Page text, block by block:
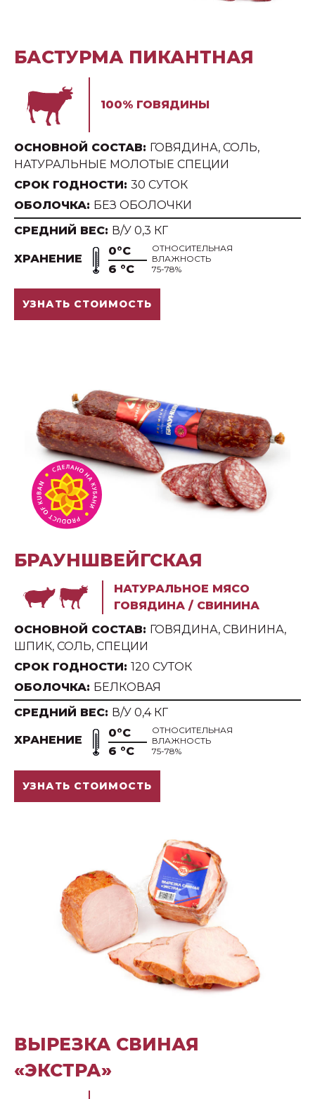
БАСТУРМА ПИКАНТНАЯ
100% ГОВЯДИНЫ
ОСНОВНОЙ СОСТАВ: ГОВЯДИНА, СОЛЬ,
НАТУРАЛЬНЫЕ МОЛОТЫЕ СПЕЦИИ
СРОК ГОДНОСТИ: 30 СУТОК
ОБОЛОЧКА: БЕЗ ОБОЛОЧКИ
СРЕДНИЙ ВЕС: В/У 0,3 КГ
ХРАНЕНИЕ
0°С
6 °С
ОТНОСИТЕЛЬНАЯ
ВЛАЖНОСТЬ
75-78%
УЗНАТЬ СТОИМОСТЬ
БРАУНШВЕЙГСКАЯ
НАТУРАЛЬНОЕ МЯСО
ГОВЯДИНА / СВИНИНА
ОСНОВНОЙ СОСТАВ: ГОВЯДИНА, СВИНИНА,
ШПИК, СОЛЬ, СПЕЦИИ
СРОК ГОДНОСТИ: 120 СУТОК
ОБОЛОЧКА: БЕЛКОВАЯ
СРЕДНИЙ ВЕС: В/У 0,4 КГ
ХРАНЕНИЕ
0°С
6 °С
ОТНОСИТЕЛЬНАЯ
ВЛАЖНОСТЬ
75-78%
УЗНАТЬ СТОИМОСТЬ
ВЫРЕЗКА СВИНАЯ
«ЭКСТРА»